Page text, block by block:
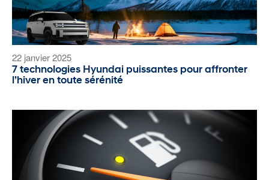
22 janvier 2025
7 technologies Hyundai puissantes pour affronter
l’hiver en toute sérénité